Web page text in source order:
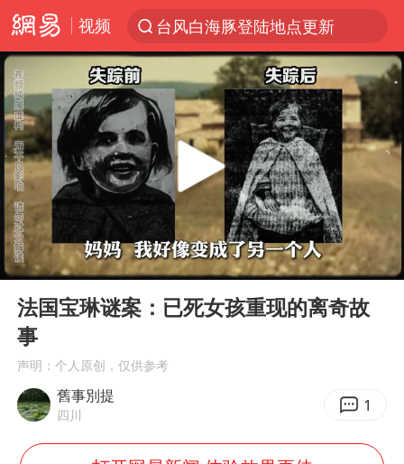
视频
台风白海豚登陆地点更新
以“新”破局 首发经济点亮城市消费活力
台风白海豚进入48小时警戒线
佛得角门将亮相智利俱乐部主场
宇树科技发行价格150.80元/股
看守所辅警收受10万获刑1年
宇树科技王兴兴身家有望超200亿元
五粮液渠道价一箱上涨近百元
CIA被曝已秘密设立古巴工作组
U17国足1分钟轰2球
法国将禁止“未经同意的电话营销”
我国编制完成新版全月地质图
Play
00:00 02:42
法国宝琳谜案：已死女孩重现的离奇故
事
声明：个人原创，仅供参考
舊事別提
四川 1